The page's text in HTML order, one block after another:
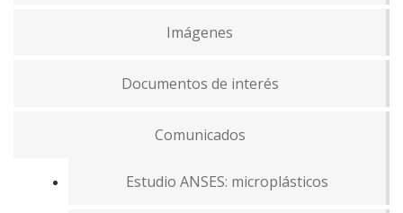
Imágenes
Documentos de interés
Comunicados
Estudio ANSES: microplásticos